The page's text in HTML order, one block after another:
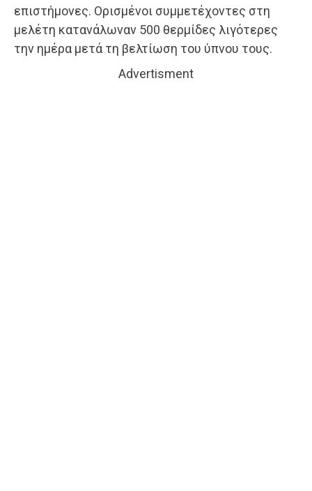
επιστήμονες. Ορισμένοι συμμετέχοντες στη
μελέτη κατανάλωναν 500 θερμίδες λιγότερες
την ημέρα μετά τη βελτίωση του ύπνου τους.
Advertisment